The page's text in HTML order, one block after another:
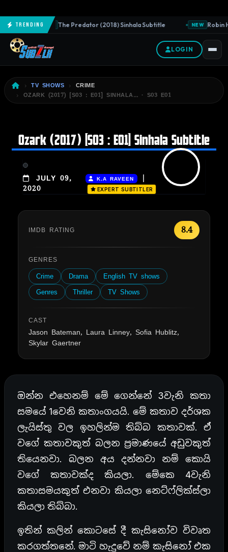
TrendingNEW The Predator (2018) Sinhala Subtitle NEW Robin
LOGIN
TV SHOWS
CRIME
OZARK (2017) [S03 : E01] SINHALA… · S03 E01
Ozark (2017) [S03 : E01] Sinhala Subtitle
JULY 09,
2020
K.A RAVEEN |
EXPERT SUBTITLER
IMDB RATING 8.4
GENRES
Crime Drama
English TV shows
Genres
Thriller TV Shows
CAST
Jason Bateman, Laura Linney, Sofia Hublitz,
Skylar Gaertner
ඔන්න එහෙනම් මේ ගෙන්නේ 3වැනි කතා
සමයේ 1වෙනි කතාංගයයි. මේ කතාව දර්ශක
ලැයිස්තු වල ඉහලින්ම තිබ්බ කතාවක්. ඒ
වගේ කතාවකුත් බලන ප්‍රමාණයේ අඩුවකුත්
තියෙනවා. බලන අය දන්නවා නම් කොයි
වගේ කතාවක්ද කියලා. මේකෙ 4වැනි
කතාසමයකුත් එනවා කියලා නෙට්ෆ්ලික්ස්ලා
කියලා තිබ්බා.
ඉතින් කලින් කොටසේ දී කැසිනෝව විවෘත
කරගත්තනේ. මාටි හැදුවේ නම් කැසිනෝ එක